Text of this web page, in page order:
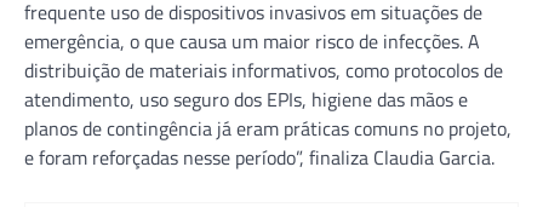
frequente uso de dispositivos invasivos em situações de
emergência, o que causa um maior risco de infecções. A
distribuição de materiais informativos, como protocolos de
atendimento, uso seguro dos EPIs, higiene das mãos e
planos de contingência já eram práticas comuns no projeto,
e foram reforçadas nesse período”, finaliza Claudia Garcia.